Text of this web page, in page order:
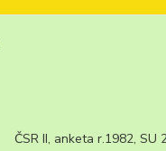
ČSR II, anketa